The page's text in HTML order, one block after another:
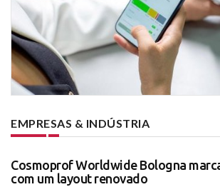
EMPRESAS & INDÚSTRIA
Cosmoprof Worldwide Bologna
com um layout renovado